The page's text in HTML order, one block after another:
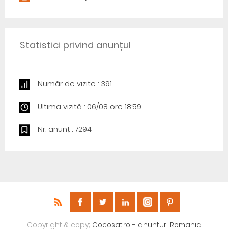
Statistici privind anunțul
Număr de vizite : 391
Ultima vizită : 06/08 ore 18:59
Nr. anunț : 7294
Copyright & copy; Cocosat.ro - anunturi Romania